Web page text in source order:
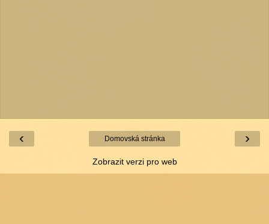
‹ ›
Domovská stránka
Zobrazit verzi pro web